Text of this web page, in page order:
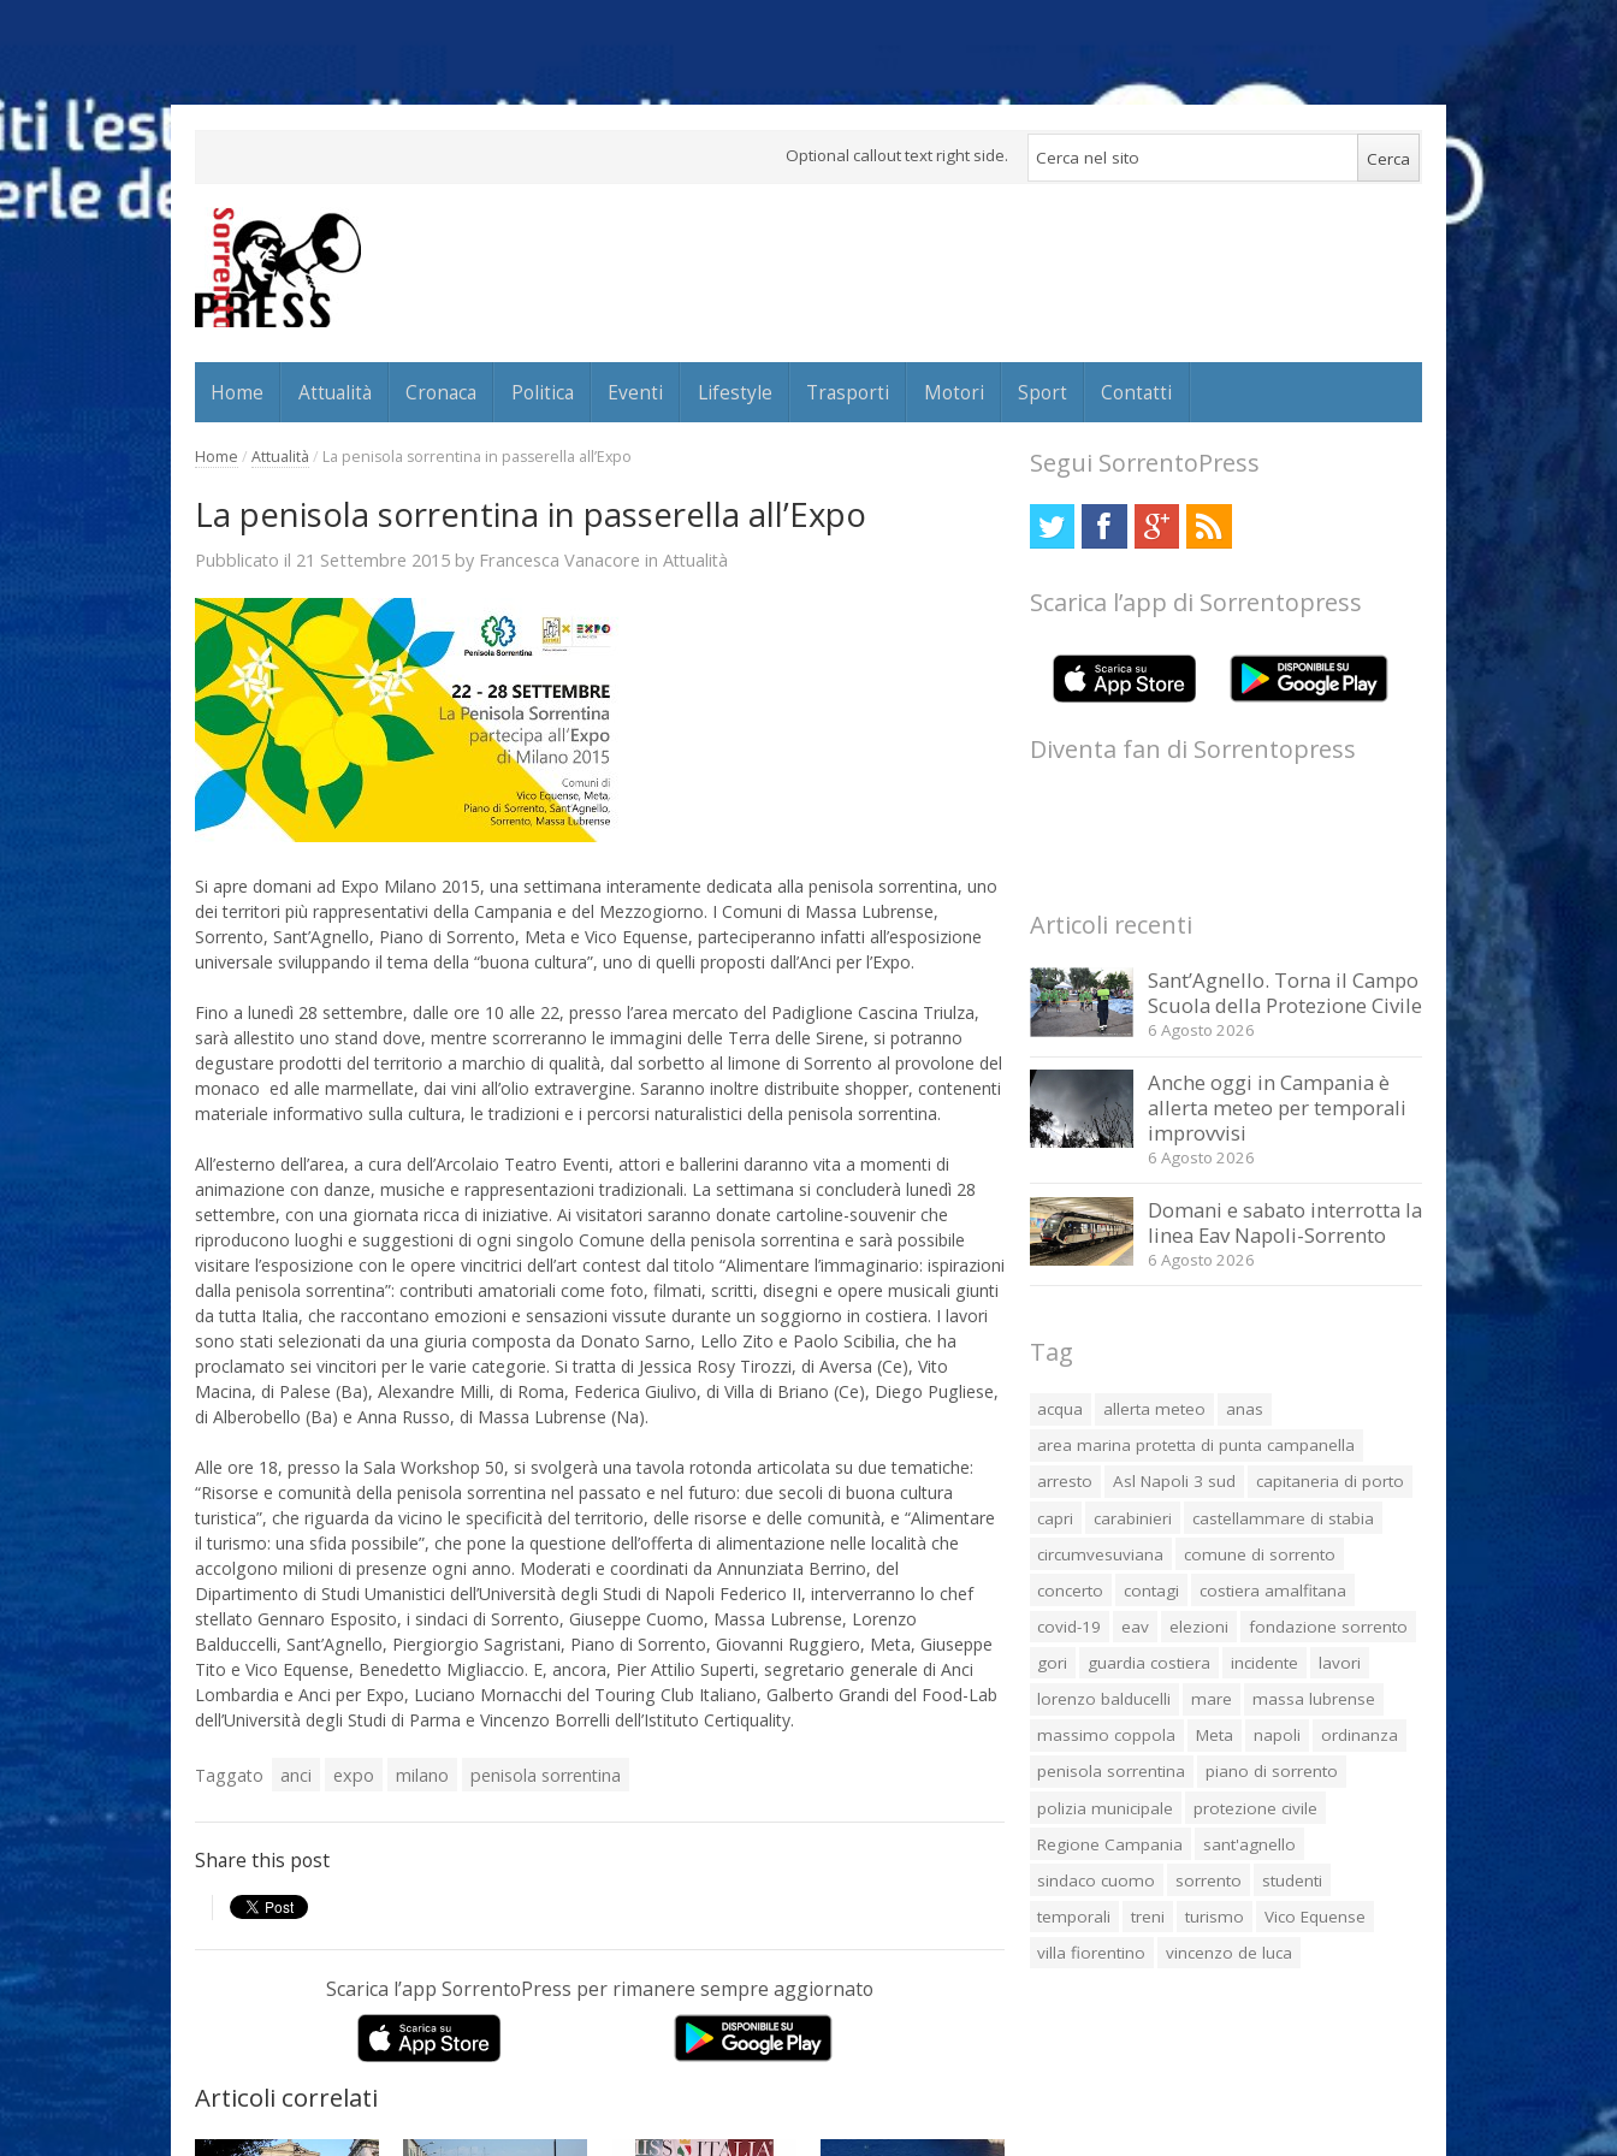
Optional callout text right side.
Home Attualità Cronaca Politica Eventi Lifestyle Trasporti Motori Sport Contatti
Home / Attualità / La penisola sorrentina in passerella all’Expo
La penisola sorrentina in passerella all’Expo
Pubblicato il 21 Settembre 2015 by Francesca Vanacore in Attualità
Si apre domani ad Expo Milano 2015, una settimana interamente dedicata alla penisola sorrentina, uno
dei territori più rappresentativi della Campania e del Mezzogiorno. I Comuni di Massa Lubrense,
Sorrento, Sant’Agnello, Piano di Sorrento, Meta e Vico Equense, parteciperanno infatti all’esposizione
universale sviluppando il tema della “buona cultura”, uno di quelli proposti dall’Anci per l’Expo.
Fino a lunedì 28 settembre, dalle ore 10 alle 22, presso l’area mercato del Padiglione Cascina Triulza,
sarà allestito uno stand dove, mentre scorreranno le immagini delle Terra delle Sirene, si potranno
degustare prodotti del territorio a marchio di qualità, dal sorbetto al limone di Sorrento al provolone del
monaco ed alle marmellate, dai vini all’olio extravergine. Saranno inoltre distribuite shopper, contenenti
materiale informativo sulla cultura, le tradizioni e i percorsi naturalistici della penisola sorrentina.
All’esterno dell’area, a cura dell’Arcolaio Teatro Eventi, attori e ballerini daranno vita a momenti di
animazione con danze, musiche e rappresentazioni tradizionali. La settimana si concluderà lunedì 28
settembre, con una giornata ricca di iniziative. Ai visitatori saranno donate cartoline-souvenir che
riproducono luoghi e suggestioni di ogni singolo Comune della penisola sorrentina e sarà possibile
visitare l’esposizione con le opere vincitrici dell’art contest dal titolo “Alimentare l’immaginario: ispirazioni
dalla penisola sorrentina”: contributi amatoriali come foto, filmati, scritti, disegni e opere musicali giunti
da tutta Italia, che raccontano emozioni e sensazioni vissute durante un soggiorno in costiera. I lavori
sono stati selezionati da una giuria composta da Donato Sarno, Lello Zito e Paolo Scibilia, che ha
proclamato sei vincitori per le varie categorie. Si tratta di Jessica Rosy Tirozzi, di Aversa (Ce), Vito
Macina, di Palese (Ba), Alexandre Milli, di Roma, Federica Giulivo, di Villa di Briano (Ce), Diego Pugliese,
di Alberobello (Ba) e Anna Russo, di Massa Lubrense (Na).
Alle ore 18, presso la Sala Workshop 50, si svolgerà una tavola rotonda articolata su due tematiche:
“Risorse e comunità della penisola sorrentina nel passato e nel futuro: due secoli di buona cultura
turistica”, che riguarda da vicino le specificità del territorio, delle risorse e delle comunità, e “Alimentare
il turismo: una sfida possibile”, che pone la questione dell’offerta di alimentazione nelle località che
accolgono milioni di presenze ogni anno. Moderati e coordinati da Annunziata Berrino, del
Dipartimento di Studi Umanistici dell’Università degli Studi di Napoli Federico II, interverranno lo chef
stellato Gennaro Esposito, i sindaci di Sorrento, Giuseppe Cuomo, Massa Lubrense, Lorenzo
Balduccelli, Sant’Agnello, Piergiorgio Sagristani, Piano di Sorrento, Giovanni Ruggiero, Meta, Giuseppe
Tito e Vico Equense, Benedetto Migliaccio. E, ancora, Pier Attilio Superti, segretario generale di Anci
Lombardia e Anci per Expo, Luciano Mornacchi del Touring Club Italiano, Galberto Grandi del Food-Lab
dell’Università degli Studi di Parma e Vincenzo Borrelli dell’Istituto Certiquality.
Taggato anci expo milano penisola sorrentina
Share this post
Scarica l’app SorrentoPress per rimanere sempre aggiornato
Articoli correlati
Segui SorrentoPress
Scarica l’app di Sorrentopress
Diventa fan di Sorrentopress
Articoli recenti
Sant’Agnello. Torna il Campo
Scuola della Protezione Civile
6 Agosto 2026
Anche oggi in Campania è
allerta meteo per temporali
improvvisi
6 Agosto 2026
Domani e sabato interrotta la
linea Eav Napoli-Sorrento
6 Agosto 2026
Tag
acqua allerta meteo
anas
area marina protetta di punta campanella
arresto
Asl Napoli 3 sud
capitaneria di porto
capri
carabinieri
castellammare di stabia
circumvesuviana
comune di sorrento
concerto
contagi
costiera amalfitana
covid-19
eav elezioni
fondazione sorrento
gori
guardia costiera incidente
lavori
lorenzo balducelli
mare
massa lubrense
massimo coppola
Meta napoli
ordinanza
penisola sorrentina
piano di sorrento
polizia municipale
protezione civile
Regione Campania
sant'agnello
sindaco cuomo
sorrento
studenti
temporali
treni turismo
Vico Equense
villa fiorentino
vincenzo de luca